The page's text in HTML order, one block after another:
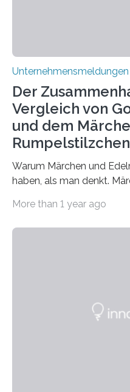
Unternehmensmeldungen
Der
Vergleich von
und dem
Rumpelstilzchen
Warum Märchen und
haben, als man denkt.
Wendungen die
Goldankauf einige
More than 1 year ago